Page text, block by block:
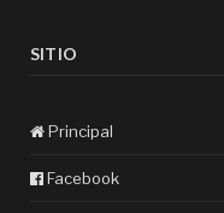
SITIO
Principal
Facebook